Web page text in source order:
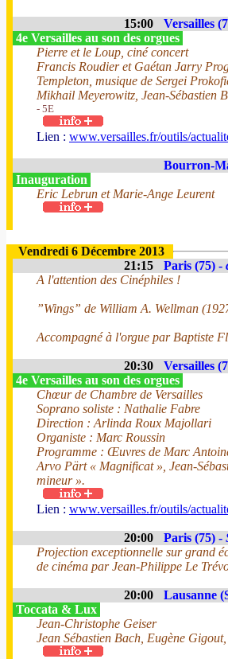
15:00 Versailles
4e Versailles au son des orgues
Pierre et le Loup, ciné concert
Francis Roudier et Gaétan Jarry
Templeton, musique de Sergei
Mikhail Meyerowitz, Jean-Sébastien
- 5E
Lien : www.versailles.fr/outils/
Bourron-
Inauguration
Eric Lebrun et Marie-Ange Leurent
Vendredi 6 Décembre 2013
21:15
Paris (75) -
A l'attention des Cinéphiles !
”Wings” de William A. Wellman
Accompagné à l'orgue par Baptiste
20:30 Versailles
4e Versailles au son des orgues
Chœur de Chambre de Versailles
Soprano soliste : Nathalie Fabre
Direction : Arlinda Roux Majollari
Organiste : Marc Roussin
Programme : Œuvres de Marc
Arvo Pärt « Magnificat », Jean-
mineur ».
Lien : www.versailles.fr/outils/
20:00 Paris (75) -
Projection exceptionnelle sur grand
de cinéma par Jean-Philippe Le
20:00 Lausanne
Toccata & Lux
Jean-Christophe Geiser
Jean Sébastien Bach, Eugène